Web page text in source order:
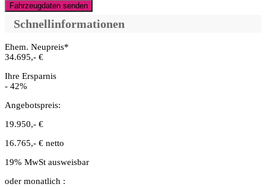
Fahrzeugdaten senden
Schnellinformationen
Ehem. Neupreis*
34.695,- €
Ihre Ersparnis
- 42%
Angebotspreis:
19.950,- €
16.765,- € netto
19% MwSt ausweisbar
oder monatlich :